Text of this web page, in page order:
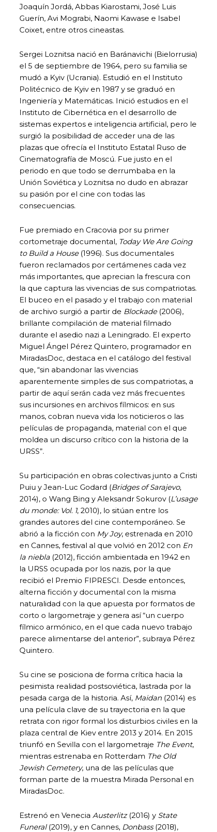
Joaquín Jordá, Abbas Kiarostami, José Luis
Guerín, Avi Mograbi, Naomi Kawase e Isabel
Coixet, entre otros cineastas.
Sergei Loznitsa nació en Baránavichi (Bielorrusia)
el 5 de septiembre de 1964, pero su familia se
mudó a Kyiv (Ucrania). Estudió en el Instituto
Politécnico de Kyiv en 1987 y se graduó en
Ingeniería y Matemáticas. Inició estudios en el
Instituto de Cibernética en el desarrollo de
sistemas expertos e inteligencia artificial, pero le
surgió la posibilidad de acceder una de las
plazas que ofrecía el Instituto Estatal Ruso de
Cinematografía de Moscú. Fue justo en el
periodo en que todo se derrumbaba en la
Unión Soviética y Loznitsa no dudo en abrazar
su pasión por el cine con todas las
consecuencias.
Fue premiado en Cracovia por su primer
cortometraje documental, Today We Are Going
to Build a House(1996). Sus documentales
fueron reclamados por certámenes cada vez
más importantes, que aprecian la frescura con
la que captura las vivencias de sus compatriotas.
El buceo en el pasado y el trabajo con material
de archivo surgió a partir de Blockade(2006),
brillante compilación de material filmado
durante el asedio nazi a Leningrado. El experto
Miguel Ángel Pérez Quintero, programador en
MiradasDoc, destaca en el catálogo del festival
que, “sin abandonar las vivencias
aparentemente simples de sus compatriotas, a
partir de aquí serán cada vez más frecuentes
sus incursiones en archivos fílmicos: en sus
manos, cobran nueva vida los noticieros o las
películas de propaganda, material con el que
moldea un discurso crítico con la historia de la
URSS”.
Su participación en obras colectivas junto a Cristi
Puiu y Jean-Luc Godard (Bridges of Sarajevo,
2014), o Wang Bing y Aleksandr Sokurov (L’usage
du monde: Vol. 1, 2010), lo sitúan entre los
grandes autores del cine contemporáneo. Se
abrió a la ficción con My Joy, estrenada en 2010
en Cannes, festival al que volvió en 2012 con En
la niebla (2012), ficción ambientada en 1942 en
la URSS ocupada por los nazis, por la que
recibió el Premio FIPRESCI. Desde entonces,
alterna ficción y documental con la misma
naturalidad con la que apuesta por formatos de
corto o largometraje y genera así “un cuerpo
fílmico armónico, en el que cada nuevo trabajo
parece alimentarse del anterior”, subraya Pérez
Quintero.
Su cine se posiciona de forma crítica hacia la
pesimista realidad postsoviética, lastrada por la
pesada carga de la historia. Así, Maidan (2014) es
una película clave de su trayectoria en la que
retrata con rigor formal los disturbios civiles en la
plaza central de Kiev entre 2013 y 2014. En 2015
triunfó en Sevilla con el largometraje The Event,
mientras estrenaba en Rotterdam The Old
Jewish Cemetery, una de las películas que
forman parte de la muestra Mirada Personal en
MiradasDoc.
Estrenó en Venecia Austerlitz(2016) y State
Funeral(2019), y en Cannes, Donbass(2018),